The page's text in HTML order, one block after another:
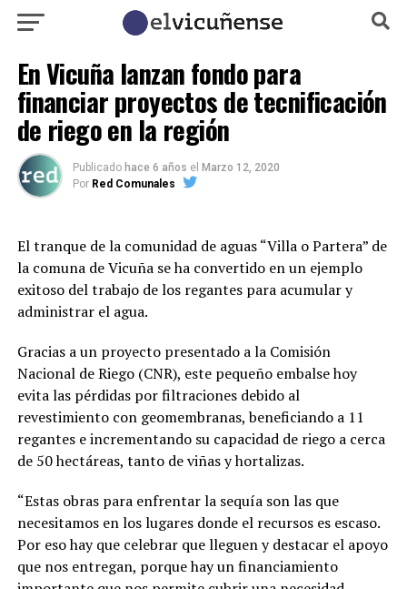
En Vicuña lanzan fondo para
financiar proyectos de tecnificación
de riego en la región
Publicado hace 6 años el Marzo 12, 2020
Por Red Comunales
El tranque de la comunidad de aguas “Villa o Partera” de
la comuna de Vicuña se ha convertido en un ejemplo
exitoso del trabajo de los regantes para acumular y
administrar el agua.
Gracias a un proyecto presentado a la Comisión
Nacional de Riego (CNR), este pequeño embalse hoy
evita las pérdidas por filtraciones debido al
revestimiento con geomembranas, beneficiando a 11
regantes e incrementando su capacidad de riego a cerca
de 50 hectáreas, tanto de viñas y hortalizas.
“Estas obras para enfrentar la sequía son las que
necesitamos en los lugares donde el recursos es escaso.
Por eso hay que celebrar que lleguen y destacar el apoyo
que nos entregan, porque hay un financiamiento